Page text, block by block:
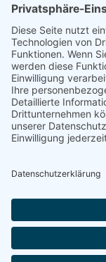
Ein Service von:
Datenschutzhinweis
© Stadtmarketing und